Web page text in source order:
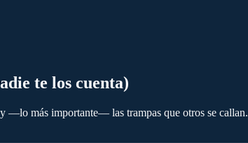
te los cuenta)
—lo más importante— las trampas que otros se callan.